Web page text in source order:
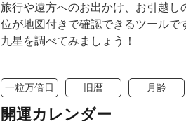
旅行や遠方へのお出かけ、お引越し
位が地図付きで確認できるツールで
九星を調べてみましょう！
一粒万倍日 旧暦 月齢
開運カレンダー